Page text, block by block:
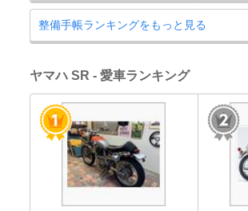
整備手帳ランキングをもっと見る
ヤマハ SR - 愛車ランキング